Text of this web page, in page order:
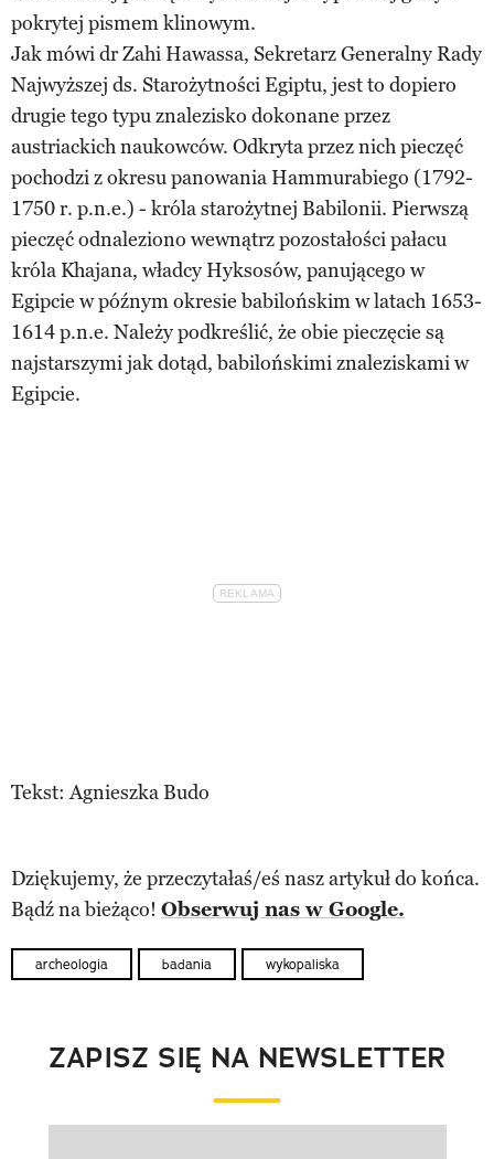
pokrytej pismem klinowym.
Jak mówi dr Zahi Hawassa, Sekretarz Generalny Rady
Najwyższej ds. Starożytności Egiptu, jest to dopiero
drugie tego typu znalezisko dokonane przez
austriackich naukowców. Odkryta przez nich pieczęć
pochodzi z okresu panowania Hammurabiego (1792-
1750 r. p.n.e.) - króla starożytnej Babilonii. Pierwszą
pieczęć odnaleziono wewnątrz pozostałości pałacu
króla Khajana, władcy Hyksosów, panującego w
Egipcie w późnym okresie babilońskim w latach 1653-
1614 p.n.e. Należy podkreślić, że obie pieczęcie są
najstarszymi jak dotąd, babilońskimi znaleziskami w
Egipcie.
Tekst: Agnieszka Budo
Dziękujemy, że przeczytałaś/eś nasz artykuł do końca.
Bądź na bieżąco! Obserwuj nas w Google.
archeologia badania wykopaliska
ZAPISZ SIĘ NA NEWSLETTER